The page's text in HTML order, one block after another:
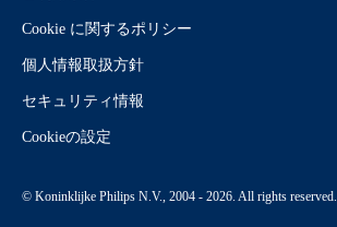
Cookie に関するポリシー
個人情報取扱方針
セキュリティ情報
Cookieの設定
© Koninklijke Philips N.V., 2004 - 2026. All rights reserved.